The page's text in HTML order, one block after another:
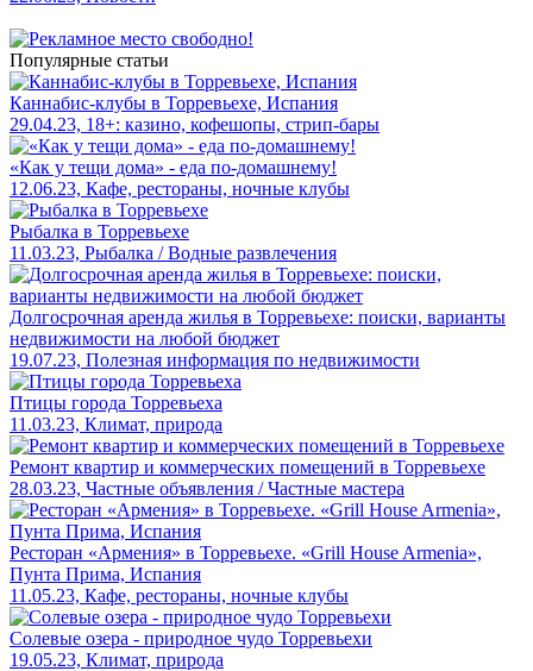
Популярные статьи
Каннабис-клубы в Торревьехе, Испания
29.04.23, 18+: казино, кофешопы, стрип-бары
«Как у тещи дома» - еда по-домашнему!
12.06.23, Кафе, рестораны, ночные клубы
Рыбалка в Торревьехе
11.03.23, Рыбалка / Водные развлечения
Долгосрочная аренда жилья в Торревьехе: поиски, варианты
недвижимости на любой бюджет
19.07.23, Полезная информация по недвижимости
Птицы города Торревьеха
11.03.23, Климат, природа
Ремонт квартир и коммерческих помещений в Торревьехе
28.03.23, Частные объявления / Частные мастера
Ресторан «Армения» в Торревьехе. «Grill House Armenia»,
Пунта Прима, Испания
11.05.23, Кафе, рестораны, ночные клубы
Солевые озера - природное чудо Торревьехи
19.05.23, Климат, природа